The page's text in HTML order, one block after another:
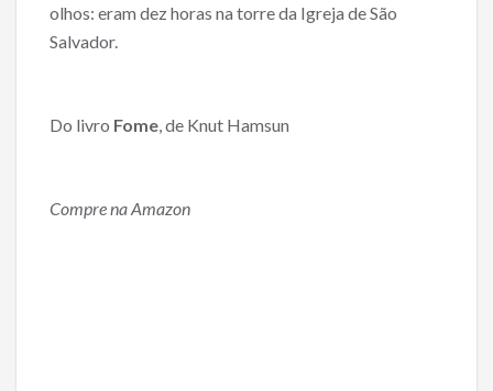
olhos: eram dez horas na torre da Igreja de São
Salvador.
Do livro Fome, de Knut Hamsun
Compre na Amazon